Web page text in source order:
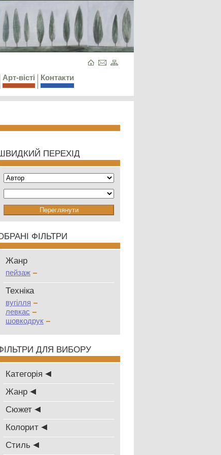
Арт-вісті Контакти
ПЕРЕХІД
ФІЛЬТРИ
Жанр
пейзаж
Техніка
вугілля
левкас
шовкодрук
ДЛЯ ВИБОРУ
Категорія
Жанр
Сюжет
Колорит
Стиль